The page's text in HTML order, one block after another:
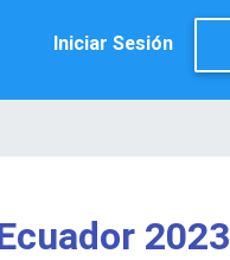
Iniciar Sesión
2023